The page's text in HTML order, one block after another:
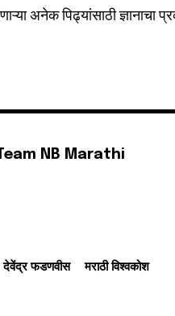
अनेक पिढ्यांसाठी ज्ञानाचा
NB Marathi
देवेंद्र फडणवीस मराठी विश्वकोश